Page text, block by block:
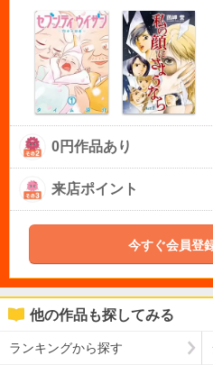
0円作品あり
来店ポイント
今すぐ会員登
他の作品も探してみる
ランキングから探す